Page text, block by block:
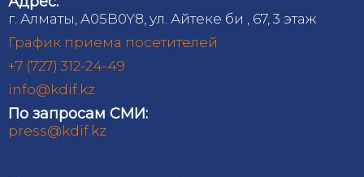
г. Алматы, A05B0Y8, ул. Айтеке би , 67, 3 этаж
График приема посетителей
+7 (727) 312-24-49
info@kdif.kz
По запросам СМИ:
press@kdif.kz